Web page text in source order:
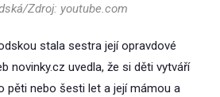
Zdroj: youtube.com
stala sestra její opravdové
novinky.cz uvedla, že si děti vytváří
pěti nebo šesti let a její mámou a